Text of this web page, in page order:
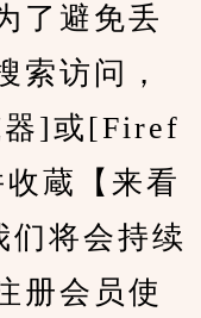
了避免丢
索访问，
器]或[Firef
蔵【来看
将会持续
册会员使